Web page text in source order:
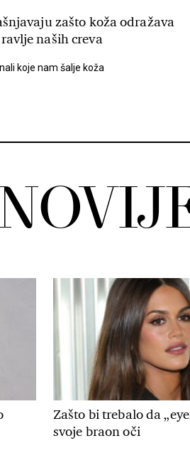
zašto koža odražava
naših creva
koje nam šalje koža
Zašto bi trebalo da
svoje braon oči